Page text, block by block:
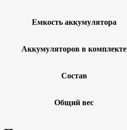
Емкость аккумулятора
Аккумуляторов в комплекте
Состав
Общий вес